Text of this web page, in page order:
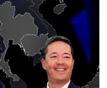
EMAIL